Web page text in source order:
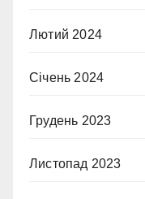
Лютий 2024
Січень 2024
Грудень 2023
Листопад 2023